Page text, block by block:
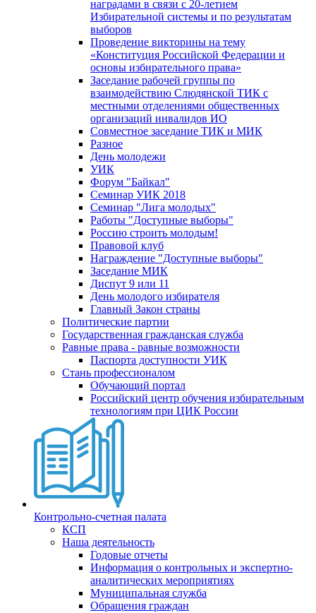
наградами в связи с 20-летием
Избирательной системы и по результатам
выборов
Проведение викторины на тему
«Конституция Российской Федерации и
основы избирательного права»
Заседание рабочей группы по
взаимодействию Слюдянской ТИК с
местными отделениями общественных
организаций инвалидов ИО
Совместное заседание ТИК и МИК
Разное
День молодежи
УИК
Форум "Байкал"
Семинар УИК 2018
Семинар "Лига молодых"
Работы "Доступные выборы"
Россию строить молодым!
Правовой клуб
Награждение "Доступные выборы"
Заседание МИК
Диспут 9 или 11
День молодого избирателя
Главный Закон страны
Политические партии
Государственная гражданская служба
Равные права - равные возможности
Паспорта доступности УИК
Стань профессионалом
Обучающий портал
Российский центр обучения избирательным
технологиям при ЦИК России
Контрольно-счетная палата
КСП
Наша деятельность
Годовые отчеты
Информация о контрольных и экспертно-
аналитических мероприятиях
Муниципальная служба
Обращения граждан